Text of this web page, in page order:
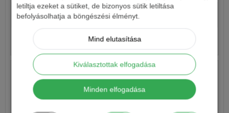
letiltja ezeket a sütiket, de bizonyos sütik letiltása
befolyásolhatja a böngészési élményt.
Mind elutasítása
Kiválasztottak elfogadása
Minden elfogadása
29 900 Ft
23 990 Ft
Részletek